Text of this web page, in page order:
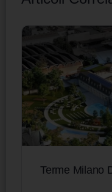
Terme Milano